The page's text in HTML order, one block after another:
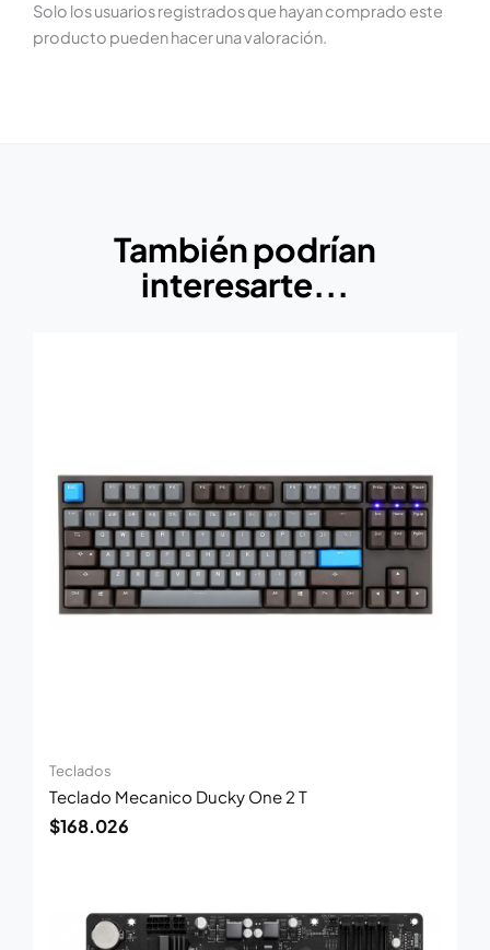
Solo los usuarios registrados que hayan comprado este
producto pueden hacer una valoración.
También podrían
interesarte...
Teclados
Teclado Mecanico Ducky One 2 T
$168.026